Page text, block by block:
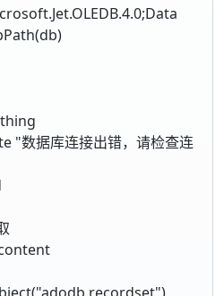
据库连接出错，请检查连